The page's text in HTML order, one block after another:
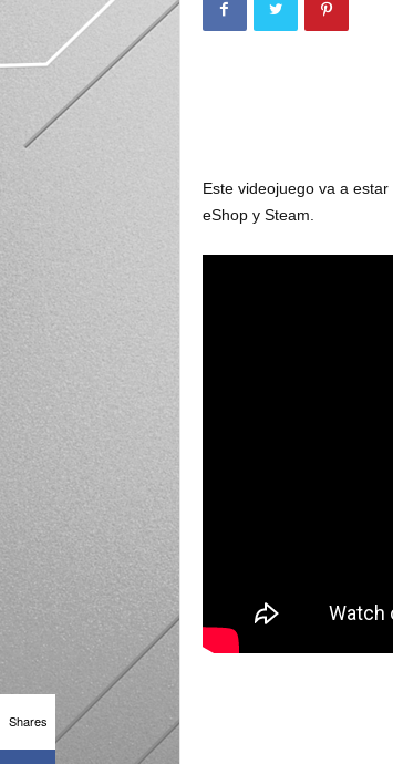
Este videojuego va a
eShop y Steam.
Shares